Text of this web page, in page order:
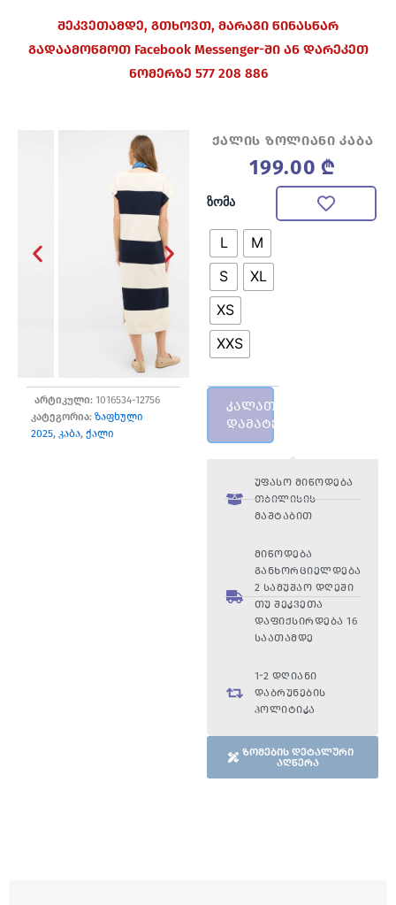
შეკვეთამდე, გთხოვთ, მარაგი წინასწარ
გადაამოწმოთ Facebook Messenger-ში ან დარეკეთ
ნომერზე 577 208 886
არტიკული: 1016534-12756
კატეგორია: ზაფხული
2025, კაბა, ქალი
ქალის ზოლიანი კაბა
199.00₾
ზომა
L
M
S
XL
XS
XXS
რაოდენობა:
ქალის
ზოლიანი
კაბა
კალათაში
დამატება
უფასო მიწოდება
თბილისის
მაშტაბით
მიწოდება
განხორციელდება
2 სამუშაო დღეში
თუ შეკვეთა
დაფიქსირდება 16
საათამდე
1-2 დღიანი
დაბრუნების
პოლიტიკა
ზომების დეტალური
აღწერა